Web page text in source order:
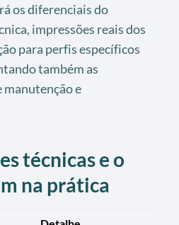
os diferenciais do
impressões reais dos
para perfis específicos
também as
manutenção e
técnicas e o
na prática